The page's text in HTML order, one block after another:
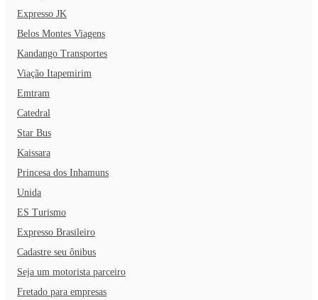
Expresso JK
Belos Montes Viagens
Kandango Transportes
Viação Itapemirim
Emtram
Catedral
Star Bus
Kaissara
Princesa dos Inhamuns
Unida
ES Turismo
Expresso Brasileiro
Cadastre seu ônibus
Seja um motorista parceiro
Fretado para empresas